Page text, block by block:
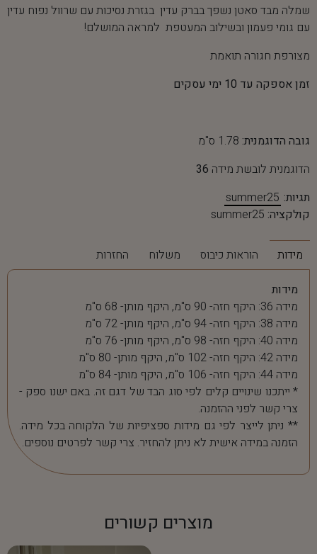
שמלה מבד סאטן נשפך בברק עדין בגזרת נסיכות עם שרוול נפוח עדין
עם גומי פעמון ובשילוב המעטפת למראה המושלם!
מצורפת חגורה תואמת
זמן אספקה עד 10 ימי עסקים
גובה הדוגמנית: 1.78 ס"מ
הדוגמנית לובשת מידה 36
תגיות: summer25
קולקציה: summer25
מידות הוראות כיבוס משלוח החזרות
מידות
מידה 36: היקף חזה- 90 ס"מ, היקף מותן- 68 ס"מ
מידה 38: היקף חזה- 94 ס"מ, היקף מותן- 72 ס"מ
מידה 40: היקף חזה- 98 ס"מ, היקף מותן- 76 ס"מ
מידה 42: היקף חזה- 102 ס"מ, היקף מותן- 80 ס"מ
מידה 44: היקף חזה- 106 ס"מ, היקף מותן- 84 ס"מ
* ייתכנו שינויים קלים לפי סוג הבד של דגם זה. באם ישנו ספק -
צרי קשר לפני ההזמנה.
** ניתן לייצר לפי גם מידות ספציפיות של הלקוחה בכל מידה.
הזמנה במידה אישית לא ניתן להחזיר. צרי קשר לפרטים נוספים.
מוצרים קשורים